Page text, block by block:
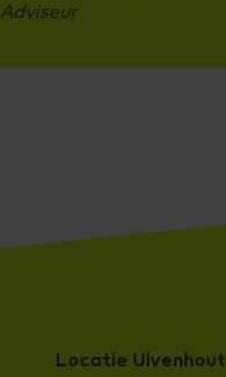
Adviseur
Locatie Ulvenhout